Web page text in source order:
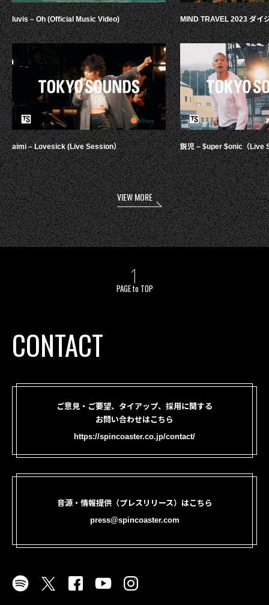
luvis – Oh (Official Music Video)
aimi – Lovesick (Live Session）
MIND TRAVEL 2023 ダイ
鋭児 – $uper $onic（Live
VIEW MORE
PAGE to TOP
CONTACT
ご意見・ご要望、タイアップ、採用に関する
お問い合わせはこちら
https://spincoaster.co.jp/contact/
音源・情報提供（プレスリリース）はこちら
press@spincoaster.com